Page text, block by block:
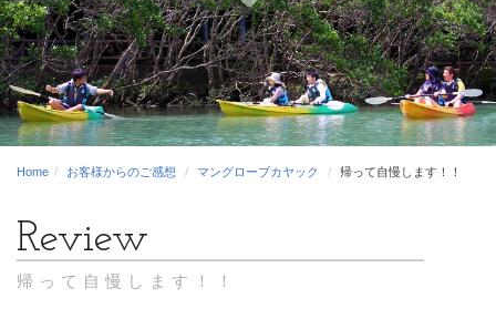
Home お客様からのご感想 マングローブカヤック 帰って自慢します！！
帰って自慢します！！